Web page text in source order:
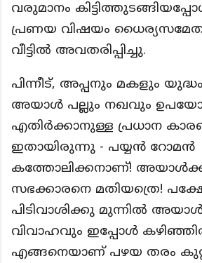
വരുമാനം
പ്രണയ വിഷയം ധൈര്യസമേതം
വീട്ടിൽ അവതരിപ്പിച്ചു.
പിന്നീട്, അപ്പനും മകളും
അയാൾ പല്ലും നഖവും
എതിർക്കാനുള്ള പ്രധാന
ഇതായിരുന്നു - പയ്യൻ റോമൻ
കത്തോലിക്കനാണ്! അയാൾക്ക്
സഭക്കാരനെ മതിയത്രെ!
പിടിവാശിക്കു മുന്നിൽ അയാൾ
വിവാഹവും ഇപ്പോൾ
എങ്ങനെയാണ് പഴയ തരം